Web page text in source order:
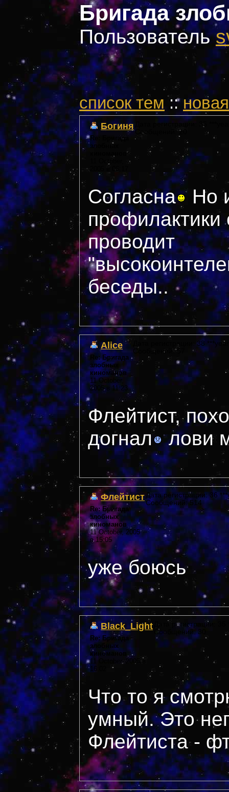
Бригада
Пользователь
cписок тем ::
Богиня
Re: Бригада
злобных
Дата регистрации: 35
Сообщений: 20
Согласна Но
проводит
беседы..
Alice
Re: Бригада
злобных
киноманов
11 October,
2005 в 11:23
Дата регистрации: 38
Сообщений: 57
Флейтист,
догнал лови
Флейтист
Re: Бригада
злобных
киноманов
11 October, 2005
в 15:05
Дата регистрации: 36
Сообщений: 514
уже боюсь
Black_Light
Re: Бригада
злобных
киноманов
11 October, 2005 в
16:02
Дата регистрации:
Сообщений: 30
Что то я
умный. Это
Флейтиста -